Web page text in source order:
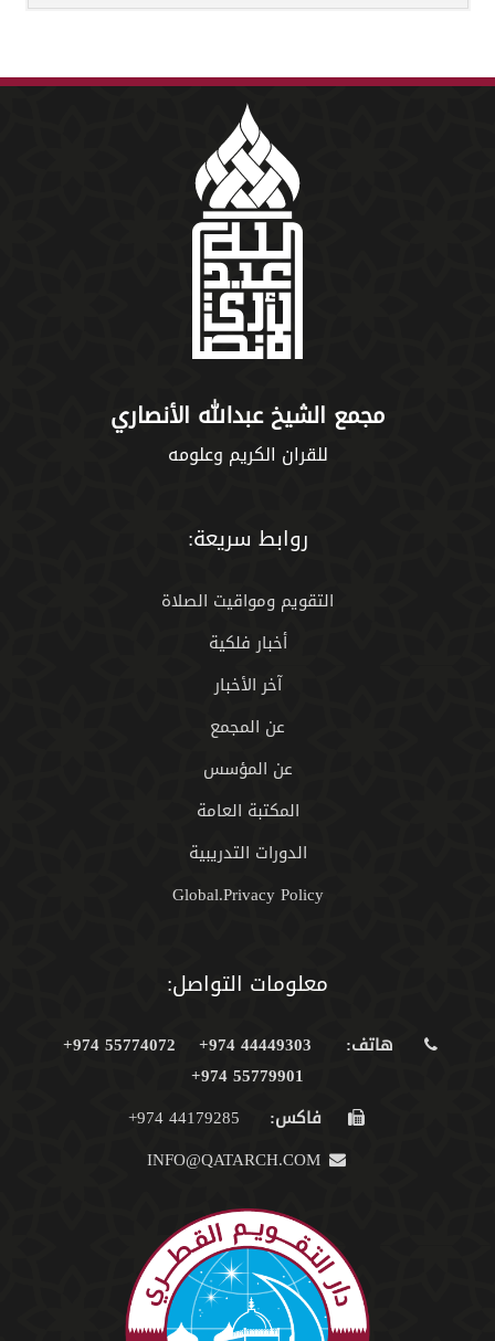
مجمع الشيخ عبدالله الأنصاري
للقران الكريم وعلومه
روابط سريعة:
التقويم ومواقيت الصلاة
أخبار فلكية
آخر الأخبار
عن المجمع
عن المؤسس
المكتبة العامة
الدورات التدريبية
Global.Privacy Policy
معلومات التواصل:
هاتف: 44449303 974+
55774072 974+
55779901 974+
فاكس: